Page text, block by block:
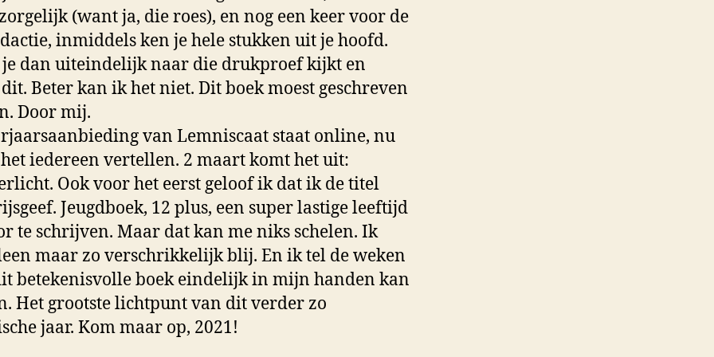
(want ja, die roes), en nog een keer voor de
inmiddels ken je hele stukken uit je hoofd.
je dan uiteindelijk naar die drukproef kijkt en
Beter kan ik het niet. Dit boek moest geschreven
Door mij.
van Lemniscaat staat online, nu
iedereen vertellen. 2 maart komt het uit:
Ook voor het eerst geloof ik dat ik de titel
Jeugdboek, 12 plus, een super lastige leeftijd
te schrijven. Maar dat kan me niks schelen. Ik
maar zo verschrikkelijk blij. En ik tel de weken
betekenisvolleboek eindelijk in mijn handen kan
Het grootste lichtpunt van dit verder zo
jaar. Kom maar op, 2021!